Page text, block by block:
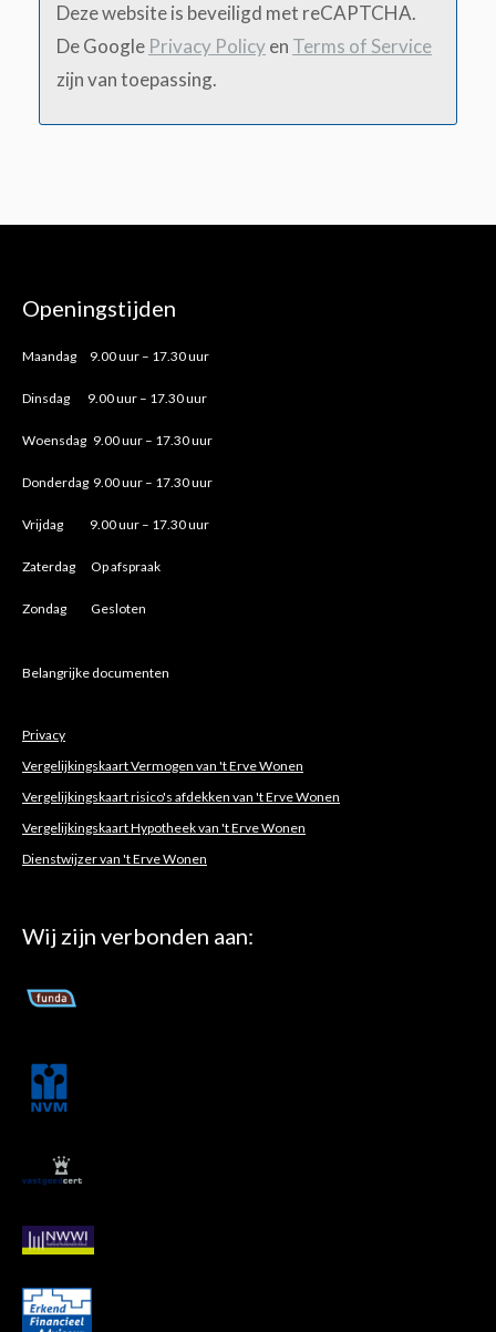
Deze website is beveiligd met reCAPTCHA.
De Google Privacy Policyen Terms of Service
zijn van toepassing.
Openingstijden
Maandag 9.00 uur – 17.30 uur
Dinsdag 9.00 uur – 17.30 uur
Woensdag 9.00 uur – 17.30 uur
Donderdag 9.00 uur – 17.30 uur
Vrijdag 9.00 uur – 17.30 uur
Zaterdag Op afspraak
Zondag Gesloten
Belangrijke documenten
Privacy
Vergelijkingskaart Vermogen van 't Erve Wonen
Vergelijkingskaart risico's afdekken van 't Erve Wonen
Vergelijkingskaart Hypotheek van 't Erve Wonen
Dienstwijzer van 't Erve Wonen
Wij zijn verbonden aan: